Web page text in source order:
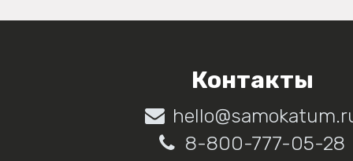
Контакты
8-800-777-05-28